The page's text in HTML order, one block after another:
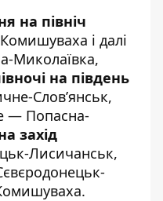
на північ
і далі
Миколаївка,
на південь
Словʼянськ,
— Попасна-
захід
Лисичанськ,